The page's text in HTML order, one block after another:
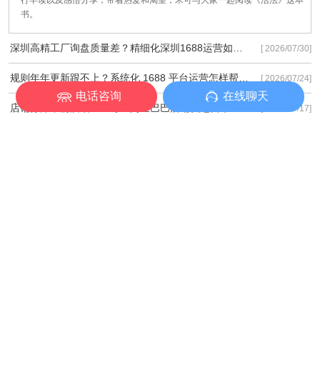
书。
深圳高精工厂询盘质量差？精细化深圳1688运营如何拿下高端定制订单？ [ 2026/07/30]
规则年年更新跟不上？系统化 1688 平台运营怎样帮工厂稳住长期流量基本盘？ [ 2026/07/24]
[ 2026/07/17]
电话咨询 在线聊天